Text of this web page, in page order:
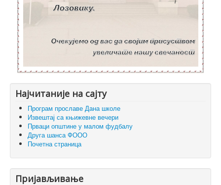
Најчитаније на сајту
Програм прославе Дана школе
Извештај са књижевне вечери
Прваци општине у малом фудбалу
Друга шанса ФООО
Почетна страница
Пријављивање